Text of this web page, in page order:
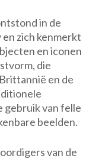
in de
zich kenmerkt
en iconen
die
en de
gebruik van felle
beelden.
van de